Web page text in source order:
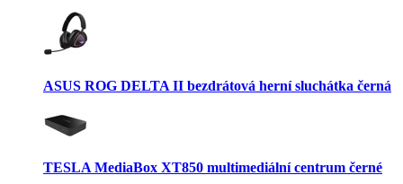
ASUS ROG DELTA II bezdrátová herní sluchátka černá
TESLA MediaBox XT850 multimediální centrum černé